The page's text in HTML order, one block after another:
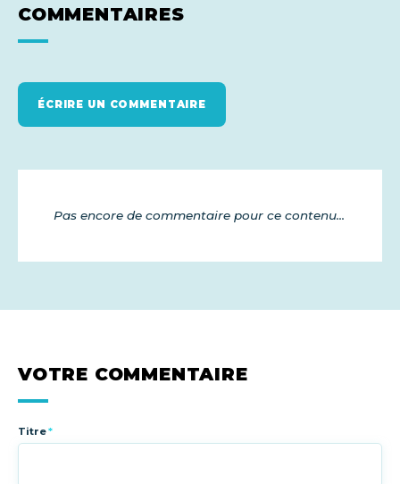
COMMENTAIRES
ÉCRIRE UN COMMENTAIRE
Pas encore de commentaire pour ce contenu...
VOTRE COMMENTAIRE
Titre*